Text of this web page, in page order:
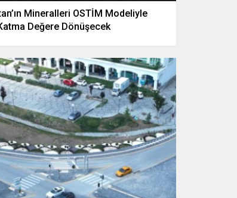
Mineralleri OSTİM Modeliyle
Değere Dönüşecek